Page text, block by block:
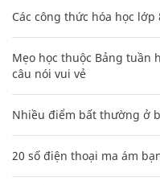
Các công thức hóa học
Mẹo học thuộc Bảng tuần
câu nói vui vẻ
Nhiều điểm bất thường ở
20 số điện thoại ma ám